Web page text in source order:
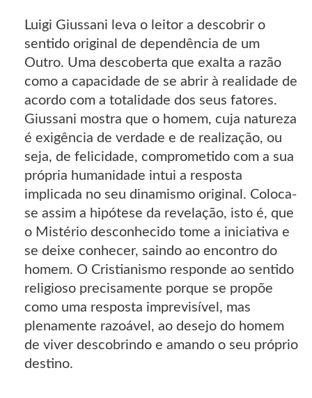
Luigi Giussani leva o leitor a descobrir o
sentido original de dependência de um
Outro. Uma descoberta que exalta a razão
como a capacidade de se abrir à realidade de
acordo com a totalidade dos seus fatores.
Giussani mostra que o homem, cuja natureza
é exigência de verdade e de realização, ou
seja, de felicidade, comprometido com a sua
própria humanidade intui a resposta
implicada no seu dinamismo original. Coloca-
se assim a hipótese da revelação, isto é, que
o Mistério desconhecido tome a iniciativa e
se deixe conhecer, saindo ao encontro do
homem. O Cristianismo responde ao sentido
religioso precisamente porque se propõe
como uma resposta imprevisível, mas
plenamente razoável, ao desejo do homem
de viver descobrindo e amando o seu próprio
destino.